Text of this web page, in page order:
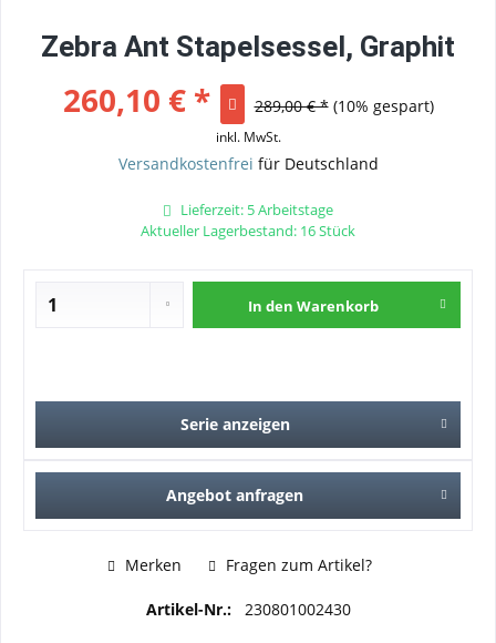
Zebra Ant Stapelsessel, Graphit
260,10 € * 289,00 € * (10% gespart)
inkl. MwSt.
Versandkostenfrei für Deutschland
Lieferzeit: 5 Arbeitstage
Aktueller Lagerbestand: 16 Stück
In den Warenkorb
Serie anzeigen
Angebot anfragen
Merken Fragen zum Artikel?
Artikel-Nr.: 230801002430